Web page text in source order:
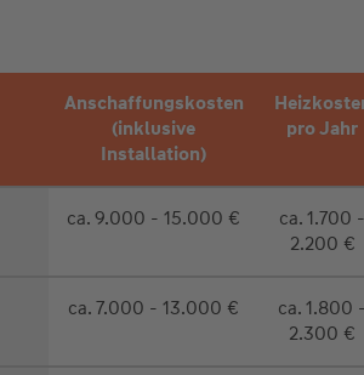
Anschaffungskosten
(inklusive
Installation)
pro Jahr
ca. 9.000 - 15.000 €
ca. 1.700
2.200 €
ca. 7.000 - 13.000 €
ca. 1.800
2.300 €